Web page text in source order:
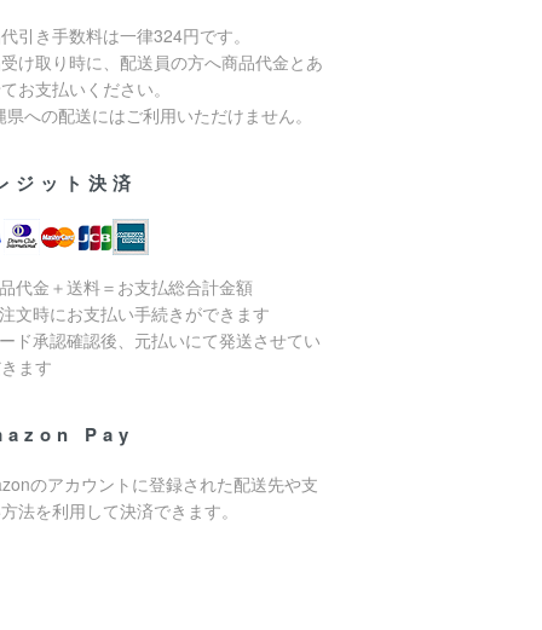
引き手数料は一律324円です。
け取り時に、配送員の方へ商品代金とあ
お支払いください。
県への配送にはご利用いただけません。
ジット決済
代金＋送料＝お支払総合計金額
文時にお支払い手続きができます
ド承認確認後、元払いにて発送させてい
ます
Pay
のアカウントに登録された配送先や支
法を利用して決済できます。